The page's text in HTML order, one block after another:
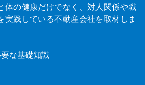
体の健康だけでなく、対人関係や職
践している不動産会社を取材しま
な基礎知識